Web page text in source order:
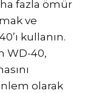
fazla ömür
ve
kullanın.
WD-40,
olarak